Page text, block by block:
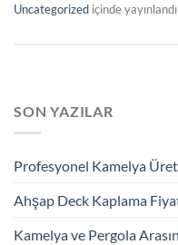
Uncategorized içinde yayınlandı
SON YAZILAR
Profesyonel Kamelya
Ahşap Deck Kaplama
Kamelya ve Pergola